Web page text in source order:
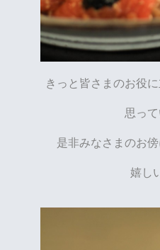
きっと皆さまのお役
思っ
是非みなさまのお
嬉し